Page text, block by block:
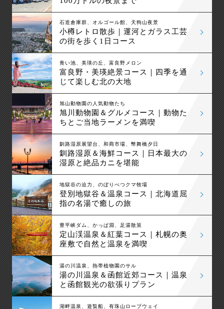
石造倉庫群、オルゴール館、天狗山夜景
小樽レトロ散歩｜運河とガラス工芸
の街を歩く1日コース
青い池、美瑛の丘、富良野メロン
富良野・美瑛絶景コース｜四季を通
じて楽しむ北の大地
旭山動物園の人気動物たち
旭川動物園＆グルメコース｜動物た
ちとご当地ラーメンを満喫
釧路湿原展望台、和商市場、幣舞橋夕日
釧路湿原＆海鮮コース｜日本最大の
湿原と絶品カニを堪能
地獄谷の迫力、のぼりべつクマ牧場
登別地獄谷＆温泉コース｜北海道屈
指の名湯で癒しの旅
豊平峡ダム、かっぱ淵、足湯散策
定山渓温泉＆紅葉コース｜札幌の奥
座敷で自然と温泉を満喫
湯の川温泉、熱帯植物園のサル
湯の川温泉＆函館近郊コース｜温泉
と函館観光の欲張りプラン
湖畔温泉、遊覧船、有珠山ロープウェイ